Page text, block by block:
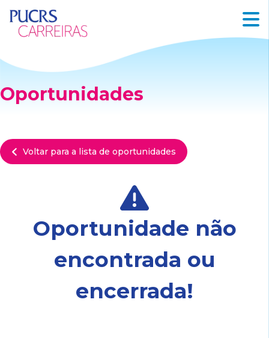
Oportunidades
Voltar para a lista de oportunidades
Oportunidade não
encontrada ou
encerrada!